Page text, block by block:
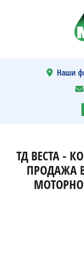
Наши
ТД ВЕСТА -
ПРОДАЖА